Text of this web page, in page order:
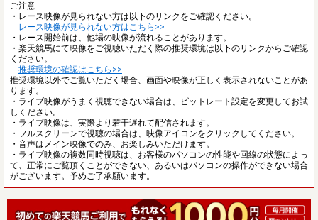
ご注意
・レース映像が見られない方は以下のリンクをご確認ください。
レース映像が見られない方はこちら>>
・レース開始前は、他場の映像が流れることがあります。
・楽天競馬にて映像をご視聴いただく際の推奨環境は以下のリンクからご確認
ください。
推奨環境の確認はこちら>>
推奨環境以外でご覧いただく場合、画面や映像が正しく表示されないことがあ
ります。
・ライブ映像がうまく視聴できない場合は、ビットレート設定を変更してお試
しください。
・ライブ映像は、実際より若干遅れて配信されます。
・フルスクリーンで視聴の場合は、映像アイコンをクリックしてください。
・音声はメイン映像でのみ、お楽しみいただけます。
・ライブ映像の複数同時視聴は、お客様のパソコンの性能や回線の状態によっ
て、正常にご覧頂くことができない、あるいはパソコンの操作ができない場合
がございます。予めご了承願います。